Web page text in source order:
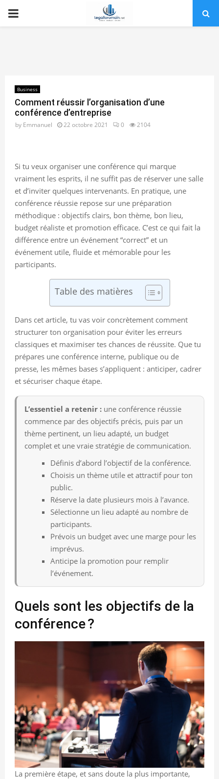
PRIMARY
Business
Comment réussir l’organisation d’une
conférence d’entreprise
by Emmanuel 22 octobre 2021 0 2104
Si tu veux organiser une conférence qui marque
vraiment les esprits, il ne suffit pas de réserver une salle
et d’inviter quelques intervenants. En pratique, une
conférence réussie repose sur une préparation
méthodique : objectifs clairs, bon thème, bon lieu,
budget réaliste et promotion efficace. C’est ce qui fait la
différence entre un événement “correct” et un
événement utile, fluide et mémorable pour les
participants.
Table des matières
Dans cet article, tu vas voir concrètement comment
structurer ton organisation pour éviter les erreurs
classiques et maximiser tes chances de réussite. Que tu
prépares une conférence interne, publique ou de
presse, les mêmes bases s’appliquent : anticiper, cadrer
et sécuriser chaque étape.
L’essentiel a retenir : une conférence réussie
commence par des objectifs précis, puis par un
thème pertinent, un lieu adapté, un budget
complet et une vraie stratégie de communication.
Définis d’abord l’objectif de la conférence.
Choisis un thème utile et attractif pour ton
public.
Réserve la date plusieurs mois à l’avance.
Sélectionne un lieu adapté au nombre de
participants.
Prévois un budget avec une marge pour les
imprévus.
Anticipe la promotion pour remplir
l’événement.
Quels sont les objectifs de la
conférence ?
La première étape, et sans doute la plus importante,